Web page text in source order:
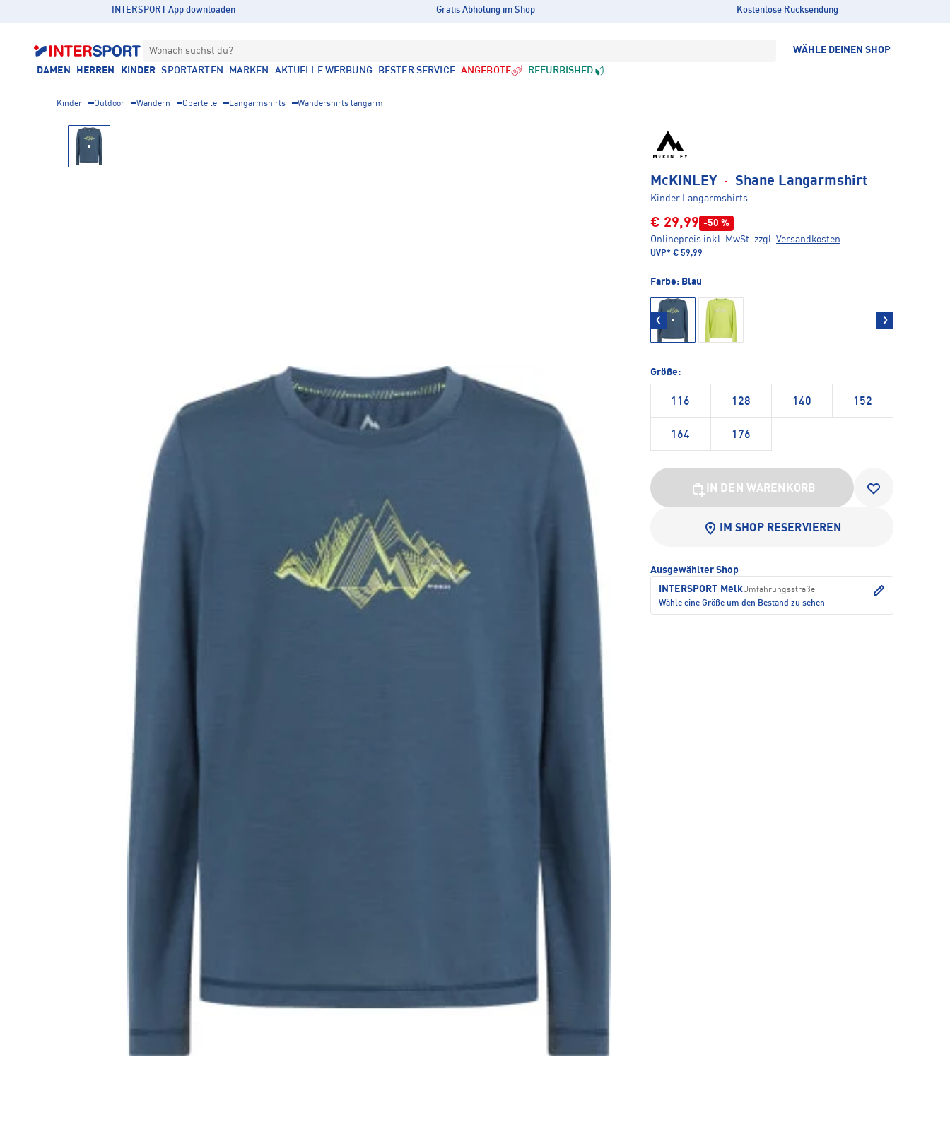
INTERSPORT App downloaden Gratis Abholung im Shop Kostenlose Rücksendung
Wonach suchst du? WÄHLE DEINEN SHOP
DAMEN HERREN KINDER SPORTARTEN MARKEN AKTUELLE WERBUNG BESTER SERVICE ANGEBOTE REFURBISHED
Kinder Outdoor Wandern Oberteile Langarmshirts Wandershirts langarm
McKINLEY · Shane Langarmshirt
Kinder Langarmshirts
€ 29,99 -50 %
Onlinepreis inkl. MwSt. zzgl. Versandkosten
UVP* € 59,99
Farbe: Blau
Größe:
116 128 140 152
164 176
IN DEN WARENKORB
IM SHOP RESERVIEREN
Ausgewählter Shop
INTERSPORT MelkUmfahrungsstraße
Wähle eine Größe um den Bestand zu sehen